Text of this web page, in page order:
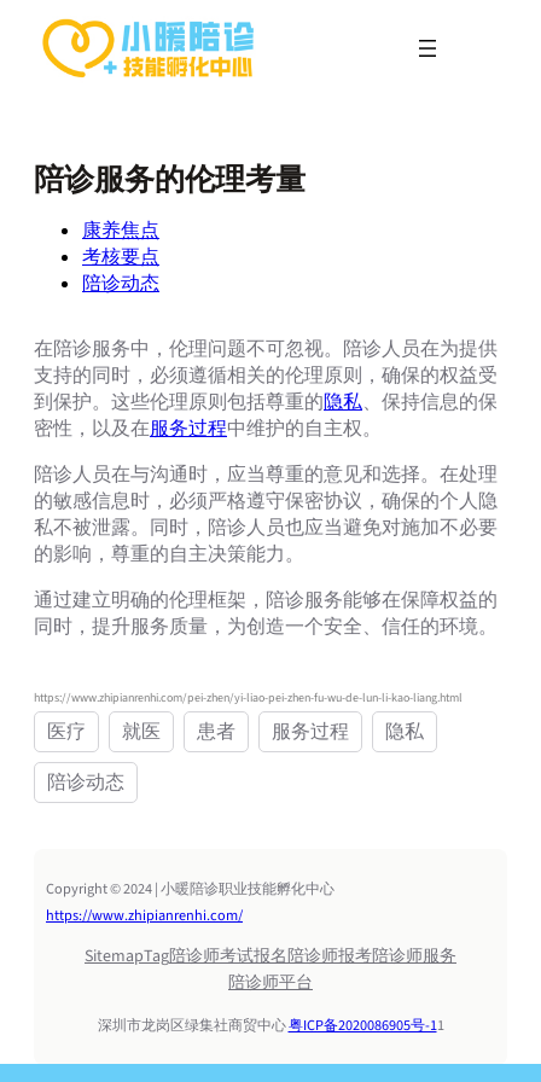
陪诊服务的伦理考量
康养焦点
考核要点
陪诊动态
在陪诊服务中，伦理问题不可忽视。陪诊人员在为提供
支持的同时，必须遵循相关的伦理原则，确保的权益受
到保护。这些伦理原则包括尊重的隐私、保持信息的保
密性，以及在服务过程中维护的自主权。
陪诊人员在与沟通时，应当尊重的意见和选择。在处理
的敏感信息时，必须严格遵守保密协议，确保的个人隐
私不被泄露。同时，陪诊人员也应当避免对施加不必要
的影响，尊重的自主决策能力。
通过建立明确的伦理框架，陪诊服务能够在保障权益的
同时，提升服务质量，为创造一个安全、信任的环境。
https://www.zhipianrenhi.com/pei-zhen/yi-liao-pei-zhen-fu-wu-de-lun-li-kao-liang.html
医疗 就医 患者 服务过程
隐私
陪诊动态
Copyright © 2024 | 小暖陪诊职业技能孵化中心
https://www.zhipianrenhi.com/
SitemapTag陪诊师考试报名陪诊师报考陪诊师服务
陪诊师平台
深圳市龙岗区绿集社商贸中心粤ICP备2020086905号-11